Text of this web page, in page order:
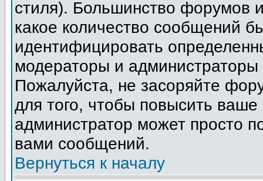
стиля). Большинство форумов
какое количество сообщений
идентифицировать
модераторы и
Пожалуйста, не засоряйте
для того, чтобы повысить
администратор может просто
вами сообщений.
Вернуться к началу